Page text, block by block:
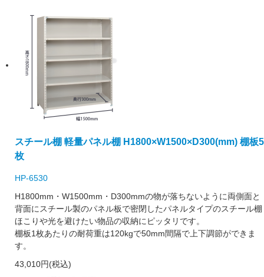
スチール棚 軽量パネル棚 H1800×W1500×D300(mm) 棚板5
枚
HP-6530
H1800mm・W1500mm・D300mmの物が落ちないように両側面と
背面にスチール製のパネル板で密閉したパネルタイプのスチール棚
ほこりや光を避けたい物品の収納にピッタリです。
棚板1枚あたりの耐荷重は120kgで50mm間隔で上下調節ができま
す。
43,010円(税込)